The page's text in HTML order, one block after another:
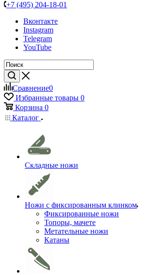
+7 (495) 204-18-01
Вконтакте
Instagram
Telegram
YouTube
Сравнение0
Избранные товары 0
Корзина 0
Каталог
Складные ножи
Ножи с фиксированным клинком
Фиксированные ножи
Топоры, мачете
Метательные ножи
Катаны